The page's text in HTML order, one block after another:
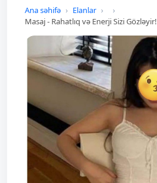
Ana səhifə
Elanlar
Masaj - Rahatlıq və Enerji Sizi Gözləyir!